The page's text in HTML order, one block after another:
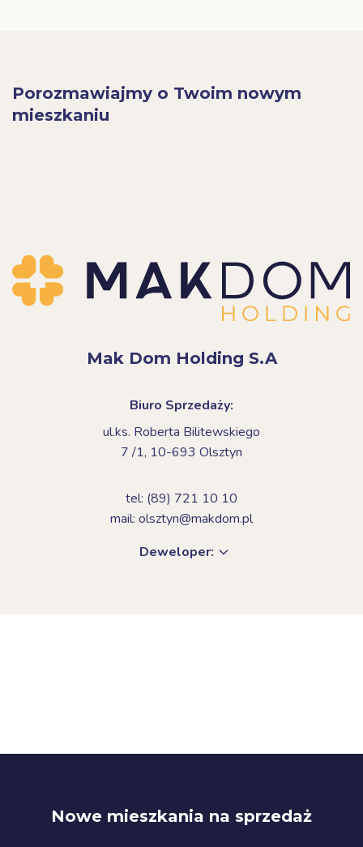
Porozmawiajmy o Twoim nowym
mieszkaniu
Mak Dom Holding S.A
Biuro Sprzedaży:
ul.ks. Roberta Bilitewskiego
7 /1, 10-693 Olsztyn
tel: (89) 721 10 10
mail: olsztyn@makdom.pl
Deweloper:
Nowe mieszkania na sprzedaż